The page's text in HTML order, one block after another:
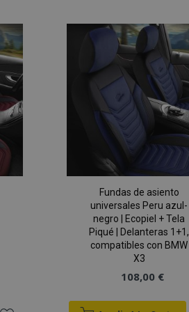
Lista
Fundas de asiento
universales Peru azul-
negro | Ecopiel + Tela
Piqué | Delanteras 1+1,
compatibles con BMW
X3
108,00 €
de
varios mensajes
de la cookie
productos
para facilitar la
los datos de
productos vistos
utiliza esta
de
de los visitantes.
cookies de
correctamente.
versión de las
local. Se
traducción
la
productos